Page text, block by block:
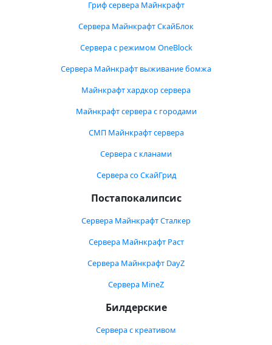
Гриф сервера Майнкрафт
Сервера Майнкрафт СкайБлок
Сервера с режимом OneBlock
Сервера Майнкрафт выживание бомжа
Майнкрафт хардкор сервера
Майнкрафт сервера с городами
СМП Майнкрафт сервера
Сервера с кланами
Сервера со СкайГрид
Постапокалипсис
Сервера Майнкрафт Сталкер
Сервера Майнкрафт Раст
Сервера Майнкрафт DayZ
Сервера MineZ
Билдерские
Сервера с креативом